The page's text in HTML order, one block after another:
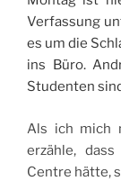
Verfassung
es um die
ins Büro.
Studenten
Als ich mich
erzähle,
Centre hätte,